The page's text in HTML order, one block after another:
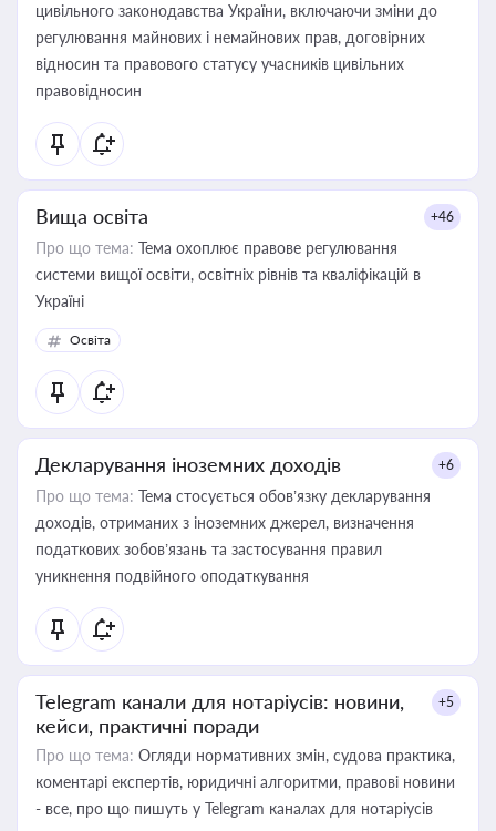
цивільного законодавства України, включаючи зміни до
регулювання майнових і немайнових прав, договірних
відносин та правового статусу учасників цивільних
правовідносин
Вища освіта +46
Про що тема: Тема охоплює правове регулювання
системи вищої освіти, освітніх рівнів та кваліфікацій в
Україні
Освіта
Декларування іноземних доходів +6
Про що тема: Тема стосується обов’язку декларування
доходів, отриманих з іноземних джерел, визначення
податкових зобов’язань та застосування правил
уникнення подвійного оподаткування
Telegram канали для нотаріусів: новини,
кейси, практичні поради
+5
Про що тема: Огляди нормативних змін, судова практика,
коментарі експертів, юридичні алгоритми, правові новини
- все, про що пишуть у Telegram каналах для нотаріусів